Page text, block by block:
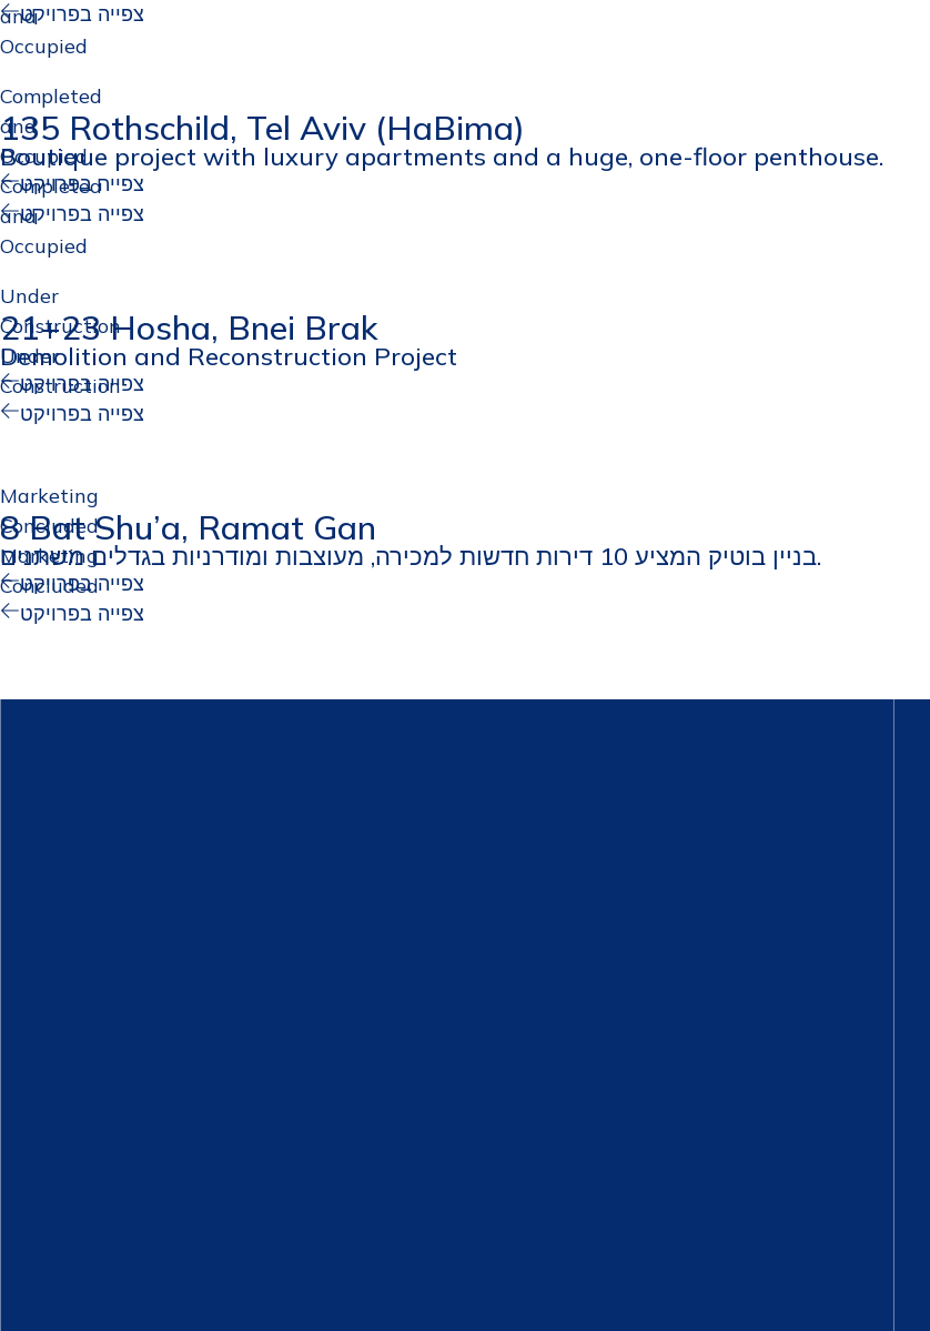
and
Occupied
צפייה בפרויקט
Completed
and
Occupied
Completed
and
Occupied
135 Rothschild, Tel Aviv (HaBima)
Boutique project with luxury apartments and a huge, one-floor penthouse.
צפייה בפרויקט
צפייה בפרויקט
Under
Construction
Under
Construction
21+23 Hosha, Bnei Brak
Demolition and Reconstruction Project
צפייה בפרויקט
צפייה בפרויקט
Marketing
Concluded
Marketing
Concluded
8 Bat Shu’a, Ramat Gan
בניין בוטיק המציע 10 דירות חדשות למכירה, מעוצבות ומודרניות בגדלים משתנים.
צפייה בפרויקט
צפייה בפרויקט